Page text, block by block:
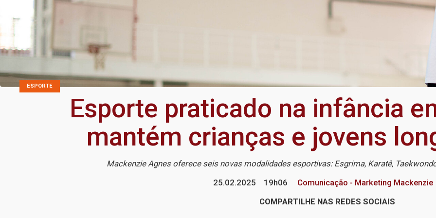
ESPORTE
Esporte praticado na infância
mantém crianças e jovens
Mackenzie Agnes oferece seis novas modalidades esportivas: Esgrima, Karatê,
25.02.2025
19h06
Comunicação - Marketing Mackenzie
COMPARTILHE NAS REDES SOCIAIS